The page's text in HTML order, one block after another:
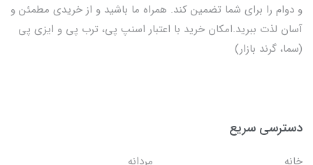
و دوام را برای شما تضمین کند. همراه ما باشید و از خریدی مطمئن و
آسان لذت ببرید.امکان خرید با اعتبار اسنپ پی، ترب پی و ایزی پی
(سما، گرند بازار)
دسترسی سریع
خانه
مردانه